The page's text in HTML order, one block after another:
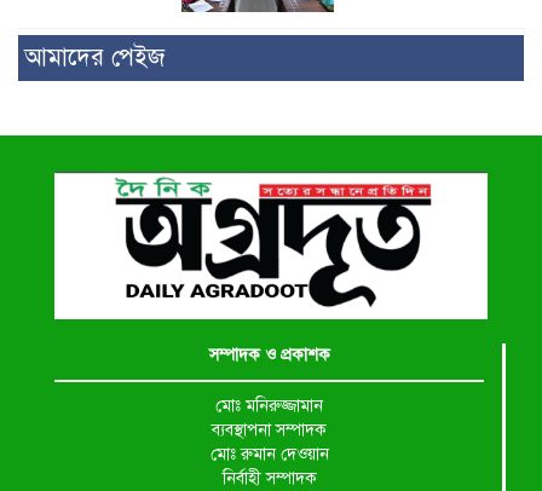
আমাদের পেইজ
সম্পাদক ও প্রকাশক
মোঃ মনিরুজ্জামান
ব্যবস্থাপনা সম্পাদক
মোঃ রুমান দেওয়ান
নির্বাহী সম্পাদক